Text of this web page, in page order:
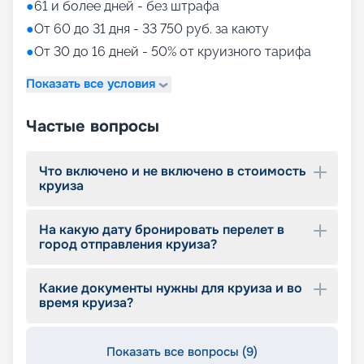
заказчик может изменить смену питания
(крайний срок изменения смены питания: за
сутки до начала круиза). Есть лимит по
количеству пассажиров на каждую смену
питания: по 580 человек. Если лимит превышен,
то смена питания становится на лист ожидания
каютах с балконом и в сьютах доступна любая
до 11 лет включительно, то подтверждается
любая выбранная смена питания, даже если
Развлечения на корабле
пассажирам самые разнообразные развлечения.
Гордость корабля – уникальный Theater Grande.
рассчитанный на 800 зрителей. Современное
сценическое оборудование обеспечивает
●61 и более дней - без штрафа
●От 60 до 31 дня - 33 750 руб. за каюту
●От 30 до 16 дней - 50% от круизного тарифа
Показать все условия
Частые вопросы
Что включено и не включено в стоимость
круиза
На какую дату бронировать перелет в
город отправления круиза?
Какие документы нужны для круиза и во
время круиза?
Показать все вопросы (9)